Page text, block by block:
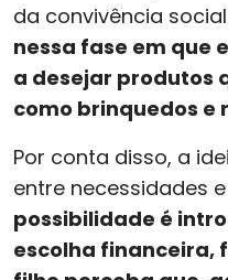
da convivência
nessa fase em que
a desejar produtos
como brinquedos e
Por conta disso, a
entre necessidades
possibilidade é
escolha financeira,